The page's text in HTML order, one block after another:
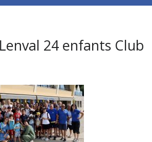
24 enfants Club